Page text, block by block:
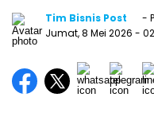
Tim Bisnis Post
-
Jumat, 8 Mei 2026 -